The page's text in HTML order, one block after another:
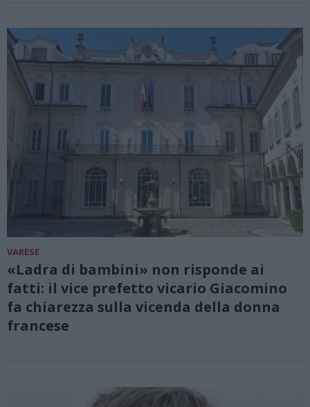
VARESE
«Ladra di bambini» non risponde ai
fatti: il vice prefetto vicario Giacomino
fa chiarezza sulla vicenda della donna
francese